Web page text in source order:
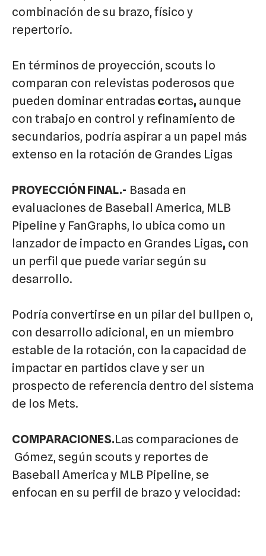
combinación de su brazo, físico y
repertorio.
En términos de proyección, scouts lo
comparan con relevistas poderosos que
pueden dominar entradas cortas, aunque
con trabajo en control y refinamiento de
secundarios, podría aspirar a un papel más
extenso en la rotación de Grandes Ligas
PROYECCIÓN FINAL.- Basada en
evaluaciones de Baseball America, MLB
Pipeline y FanGraphs, lo ubica como un
lanzador de impacto en Grandes Ligas, con
un perfil que puede variar según su
desarrollo.
Podría convertirse en un pilar del bullpen o,
con desarrollo adicional, en un miembro
estable de la rotación, con la capacidad de
impactar en partidos clave y ser un
prospecto de referencia dentro del sistema
de los Mets.
COMPARACIONES.Las comparaciones de
Gómez, según scouts y reportes de
Baseball America y MLB Pipeline, se
enfocan en su perfil de brazo y velocidad: